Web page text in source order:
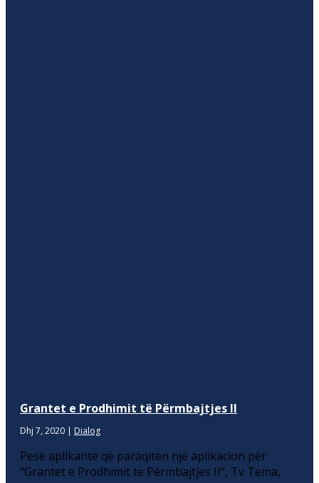
Grantet e Prodhimit të Përmbajtjes II
Dhj 7, 2020 | Dialog
Pesë aplikantë që paraqitën një aplikacion për
“Grantet e Prodhimit të Përmbajtjes II”, Tv Tema,